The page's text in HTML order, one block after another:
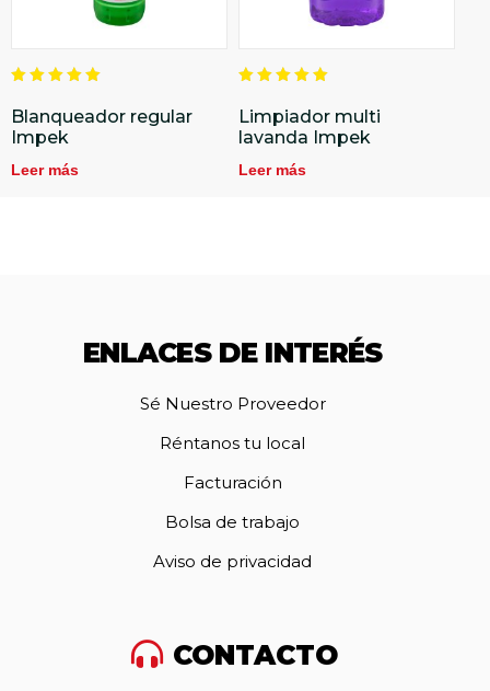
en
5.00
de 5
Blanqueador regular
Impek
Leer más
en
5.00
de 5
Limpiador multi
lavanda Impek
Leer más
ENLACES DE INTERÉS
Sé Nuestro Proveedor
Réntanos tu local
Facturación
Bolsa de trabajo
Aviso de privacidad
CONTACTO